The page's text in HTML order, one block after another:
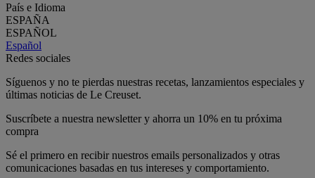
País e Idioma
ESPAÑA
ESPAÑOL
Español
Redes sociales
Síguenos y no te pierdas nuestras recetas, lanzamientos especiales y
últimas noticias de Le Creuset.
Suscríbete a nuestra newsletter y ahorra un 10% en tu próxima
compra
Sé el primero en recibir nuestros emails personalizados y otras
comunicaciones basadas en tus intereses y comportamiento.